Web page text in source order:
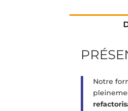
Notre